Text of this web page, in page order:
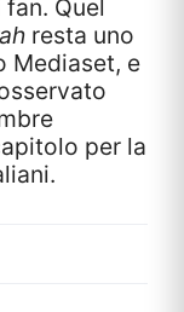
Quel
resta uno
Mediaset, e
per la